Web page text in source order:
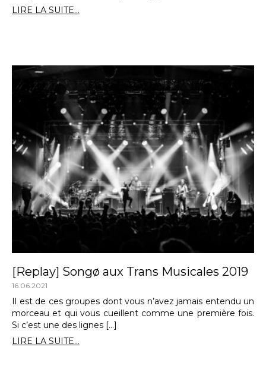
LIRE LA SUITE...
[Replay] Songø aux Trans Musicales 2019
16.06.2021
Il est de ces groupes dont vous n’avez jamais entendu un
morceau et qui vous cueillent comme une première fois.
Si c’est une des lignes […]
LIRE LA SUITE...